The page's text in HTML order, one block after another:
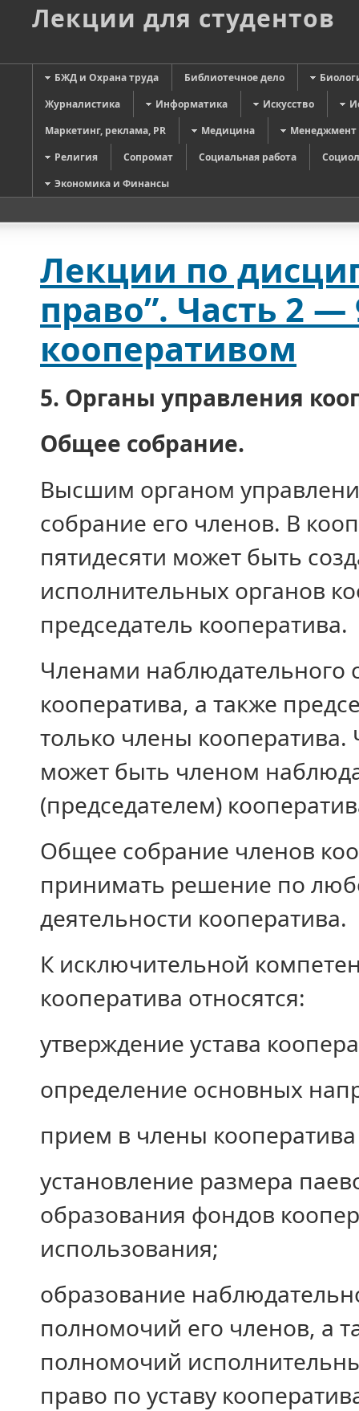
Лекции для студентов
БЖД и Охрана труда Библиотечное дело
Журналистика
Информатика Искусство
Маркетинг, реклама, PR
Медицина
Менеджмент
Религия
Сопромат Социальная работа
Экономика и Финансы
Лекции по
право”. Часть 2
кооперативом
5. Органы управления
Общее собрание.
Высшим органом
собрание его членов. В
пятидесяти может быть
исполнительных органов
председатель кооператива.
Членами наблюдательного
кооператива, а также
только члены
может быть членом
(председателем)
Общее собрание членов
принимать решение по
деятельности кооператива.
К исключительной
кооператива относятся:
утверждение устава
определение основных
прием в члены
установление размера
образования фондов
использования;
образование
полномочий его членов, а
полномочий
право по уставу